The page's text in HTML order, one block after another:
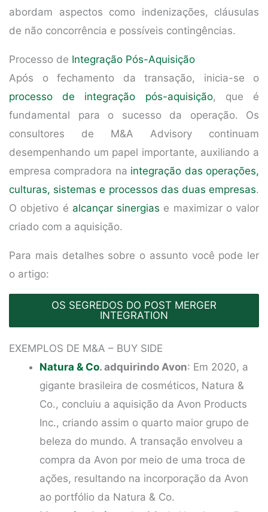
abordam aspectos como indenizações, cláusulas
de não concorrência e possíveis contingências.
Processo de Integração Pós-Aquisição
Após o fechamento da transação, inicia-se o
processo de integração pós-aquisição, que é
fundamental para o sucesso da operação. Os
consultores de M&A Advisory continuam
desempenhando um papel importante, auxiliando a
empresa compradora na integração das operações,
culturas, sistemas e processos das duas empresas.
O objetivo é alcançar sinergias e maximizar o valor
criado com a aquisição.
Para mais detalhes sobre o assunto você pode ler
o artigo:
OS SEGREDOS DO POST MERGER
INTEGRATION
EXEMPLOS DE M&A – BUY SIDE
Natura & Co. adquirindo Avon: Em 2020, a
gigante brasileira de cosméticos, Natura &
Co., concluiu a aquisição da Avon Products
Inc., criando assim o quarto maior grupo de
beleza do mundo. A transação envolveu a
compra da Avon por meio de uma troca de
ações, resultando na incorporação da Avon
ao portfólio da Natura & Co.